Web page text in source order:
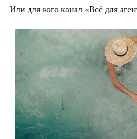
Или для кого канал «Всё для